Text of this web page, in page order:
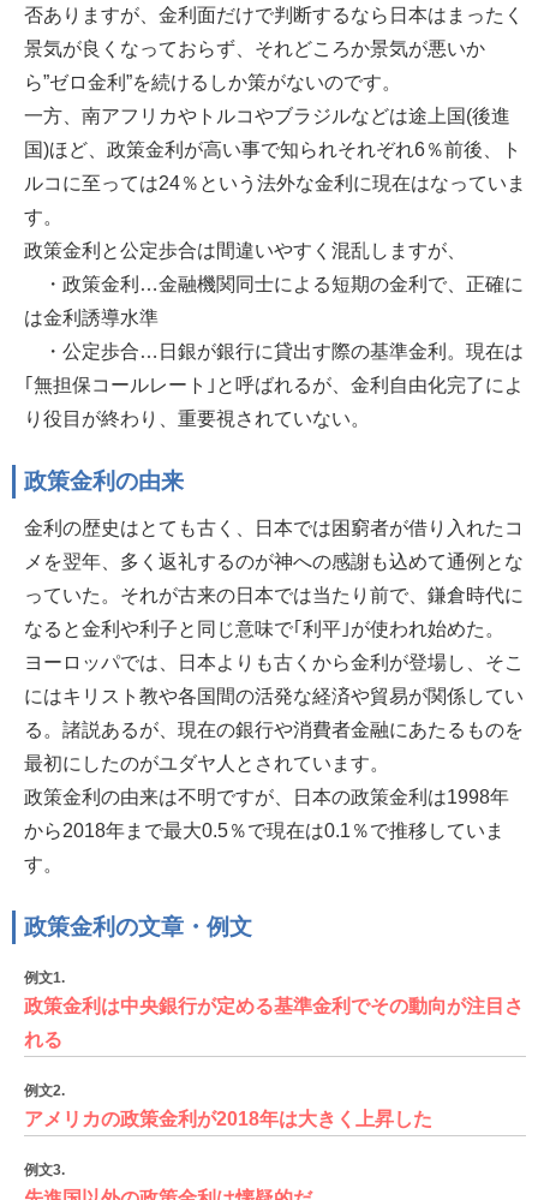
否ありますが、金利面だけで判断するなら日本はまったく
景気が良くなっておらず、それどころか景気が悪いか
ら”ゼロ金利”を続けるしか策がないのです。
一方、南アフリカやトルコやブラジルなどは途上国(後進
国)ほど、政策金利が高い事で知られそれぞれ6％前後、ト
ルコに至っては24％という法外な金利に現在はなっていま
す。
政策金利と公定歩合は間違いやすく混乱しますが、
・政策金利…金融機関同士による短期の金利で、正確に
は金利誘導水準
・公定歩合…日銀が銀行に貸出す際の基準金利。現在は
｢無担保コールレート｣と呼ばれるが、金利自由化完了によ
り役目が終わり、重要視されていない。
政策金利の由来
金利の歴史はとても古く、日本では困窮者が借り入れたコ
メを翌年、多く返礼するのが神への感謝も込めて通例とな
っていた。それが古来の日本では当たり前で、鎌倉時代に
なると金利や利子と同じ意味で｢利平｣が使われ始めた。
ヨーロッパでは、日本よりも古くから金利が登場し、そこ
にはキリスト教や各国間の活発な経済や貿易が関係してい
る。諸説あるが、現在の銀行や消費者金融にあたるものを
最初にしたのがユダヤ人とされています。
政策金利の由来は不明ですが、日本の政策金利は1998年
から2018年まで最大0.5％で現在は0.1％で推移していま
す。
政策金利の文章・例文
例文1.
政策金利は中央銀行が定める基準金利でその動向が注目さ
れる
例文2.
アメリカの政策金利が2018年は大きく上昇した
例文3.